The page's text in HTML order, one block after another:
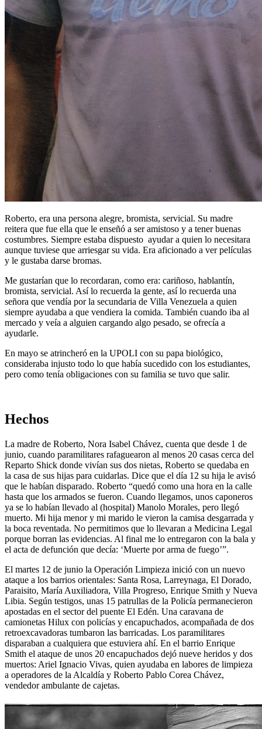
Roberto, era una persona alegre, bromista, servicial. Su madre
reitera que fue ella que le enseñó a ser amistoso y a tener buenas
costumbres. Siempre estaba dispuesto ayudar a quien lo necesitara
aunque tuviese que arriesgar su vida. Era aficionado a ver películas
y le gustaba darse bromas.
Me gustarían que lo recordaran, como era: cariñoso, hablantín,
bromista, servicial. Así lo recuerda la gente, así lo recuerda una
señora que vendía por la secundaria de Villa Venezuela a quien
siempre ayudaba a que vendiera la comida. También cuando iba al
mercado y veía a alguien cargando algo pesado, se ofrecía a
ayudarle.
En mayo se atrincheró en la UPOLI con su papa biológico,
consideraba injusto todo lo que había sucedido con los estudiantes,
pero como tenía obligaciones con su familia se tuvo que salir.
Hechos
La madre de Roberto, Nora Isabel Chávez, cuenta que desde 1 de
junio, cuando paramilitares rafaguearon al menos 20 casas cerca del
Reparto Shick donde vivían sus dos nietas, Roberto se quedaba en
la casa de sus hijas para cuidarlas. Dice que el día 12 su hija le avisó
que le habían disparado. Roberto “quedó como una hora en la calle
hasta que los armados se fueron. Cuando llegamos, unos caponeros
ya se lo habían llevado al (hospital) Manolo Morales, pero llegó
muerto. Mi hija menor y mi marido le vieron la camisa desgarrada y
la boca reventada. No permitimos que lo llevaran a Medicina Legal
porque borran las evidencias. Al final me lo entregaron con la bala y
el acta de defunción que decía: ‘Muerte por arma de fuego’”.
El martes 12 de junio la Operación Limpieza inició con un nuevo
ataque a los barrios orientales: Santa Rosa, Larreynaga, El Dorado,
Paraisito, María Auxiliadora, Villa Progreso, Enrique Smith y Nueva
Libia. Según testigos, unas 15 patrullas de la Policía permanecieron
apostadas en el sector del puente El Edén. Una caravana de
camionetas Hilux con policías y encapuchados, acompañada de dos
retroexcavadoras tumbaron las barricadas. Los paramilitares
disparaban a cualquiera que estuviera ahí. En el barrio Enrique
Smith el ataque de unos 20 encapuchados dejó nueve heridos y dos
muertos: Ariel Ignacio Vivas, quien ayudaba en labores de limpieza
a operadores de la Alcaldía y Roberto Pablo Corea Chávez,
vendedor ambulante de cajetas.